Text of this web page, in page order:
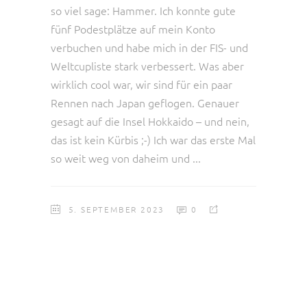
so viel sage: Hammer. Ich konnte gute
fünf Podestplätze auf mein Konto
verbuchen und habe mich in der FIS- und
Weltcupliste stark verbessert. Was aber
wirklich cool war, wir sind für ein paar
Rennen nach Japan geflogen. Genauer
gesagt auf die Insel Hokkaido – und nein,
das ist kein Kürbis ;-) Ich war das erste Mal
so weit weg von daheim und
5. SEPTEMBER 2023 0